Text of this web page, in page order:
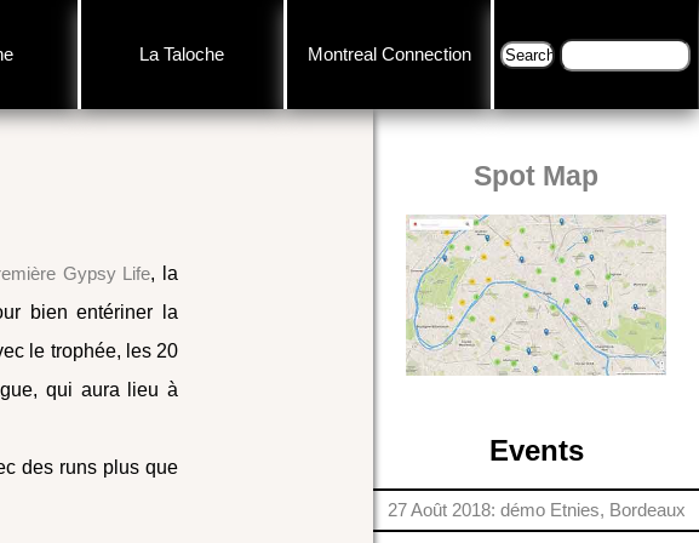
La Taloche Montreal Connection
Gypsy Life, la
bien entériner la
le trophée, les 20
qui aura lieu à
des runs plus que
Spot Map
Events
27 Août 2018: démo Etnies, Bordeaux